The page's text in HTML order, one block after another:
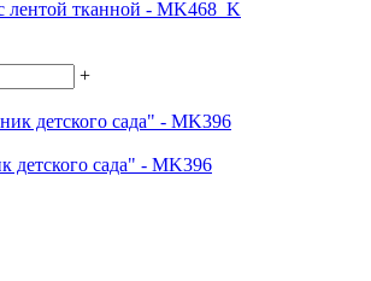
лентой тканной - MK468_K
+
детского сада" - MK396